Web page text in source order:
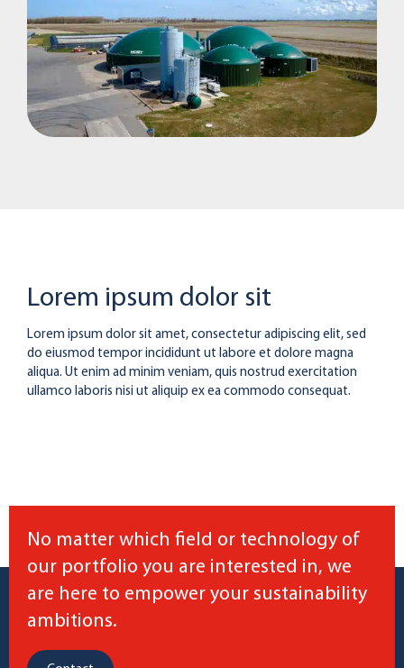
Lorem ipsum dolor sit
Lorem ipsum dolor sit amet, consectetur adipiscing elit, sed
do eiusmod tempor incididunt ut labore et dolore magna
aliqua. Ut enim ad minim veniam, quis nostrud exercitation
ullamco laboris nisi ut aliquip ex ea commodo consequat.
No matter which field or technology of
our portfolio you are interested in, we
are here to empower your sustainability
ambitions.